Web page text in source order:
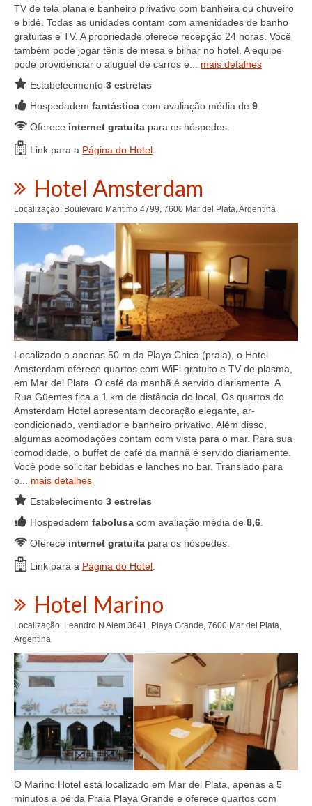
TV de tela plana e banheiro privativo com banheira ou chuveiro
e bidê. Todas as unidades contam com amenidades de banho
gratuitas e TV. A propriedade oferece recepção 24 horas. Você
também pode jogar tênis de mesa e bilhar no hotel. A equipe
pode providenciar o aluguel de carros e... mais detalhes
Estabelecimento 3 estrelas
Hospedadem fantástica com avaliação média de 9
Oferece internet gratuita para os hóspedes.
Link para a Página do Hotel
Hotel Amsterdam
Localização: Boulevard Maritimo 4799, 7600 Mar del Plata, Argentina
Localizado a apenas 50 m da Playa Chica (praia), o Hotel
Amsterdam oferece quartos com WiFi gratuito e TV de plasma,
em Mar del Plata. O café da manhã é servido diariamente. A
Rua Güemes fica a 1 km de distância do local. Os quartos do
Amsterdam Hotel apresentam decoração elegante, ar-
condicionado, ventilador e banheiro privativo. Além disso,
algumas acomodações contam com vista para o mar. Para sua
comodidade, o buffet de café da manhã é servido diariamente.
Você pode solicitar bebidas e lanches no bar. Translado para
o... mais detalhes
Estabelecimento 3 estrelas
Hospedadem fabolusa com avaliação média de 8,6
Oferece internet gratuita para os hóspedes.
Link para a Página do Hotel
Hotel Marino
Localização: Leandro N Alem 3641, Playa Grande, 7600 Mar del Plata,
Argentina
O Marino Hotel está localizado em Mar del Plata, apenas a 5
minutos a pé da Praia Playa Grande e oferece quartos com